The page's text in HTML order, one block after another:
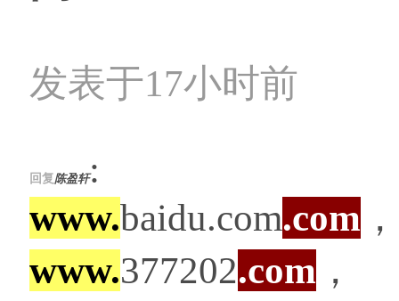
发表于17小时前
回复陈盈轩:
www.baidu.com.com ，
www.377202.com ，